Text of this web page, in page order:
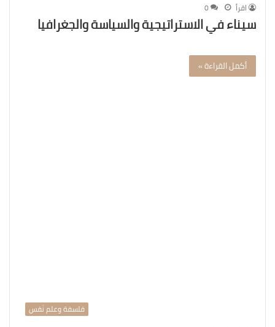
اقرأ
0
سيناء في الاستراتيجية والسياسة والجغرافيا
أكمل القراءة »
فلسفة وعلم نّفس